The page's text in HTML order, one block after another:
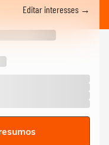
Editar interesses →